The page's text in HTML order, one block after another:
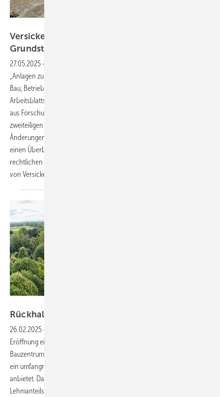
Versickerung von Niederschlagswasser auf
Grundstücken – Teil 1:
27.05.2025 -
„Anlagen zur Versickerung von Niederschlagswasser – Teil 1: Planung,
Bau, Betrieb“ als Weißdruck veröffentlicht. Die Vorgänger­version des
Arbeitsblatts vom April 2005 musste aufgrund neuester Erkenntnisse
aus Forschung und Praxis grundlegend überarbeitet werden. In einem
zweiteiligen Beitrag stellt Bernd Ishorst die aktuellen Inhalte und
Änderungen des Arbeitsblatts ausführlich vor. Teil 1 gibt zunächst
einen Überblick zu den wichtigsten Begriffen, Anforderungen und
rechtlichen Grundlagen für die Planung sowie den Bau und Betrieb
von Versickerungsanlagen auf
Rückhaltung verhindert
26.02.2025 -
Eröffnung eines neuen Baustoff­handels ein beeindruckendes
Bauzentrum entstanden, das seinen Kunden auf mehr als 50.000 m²
ein umfangreiches Sortiment an Produkten und Dienstleistungen
anbietet. Da eine Versickerungslösung aufgrund des hohen
Lehmanteils im Boden nicht möglich war, schützen drei unterirdische